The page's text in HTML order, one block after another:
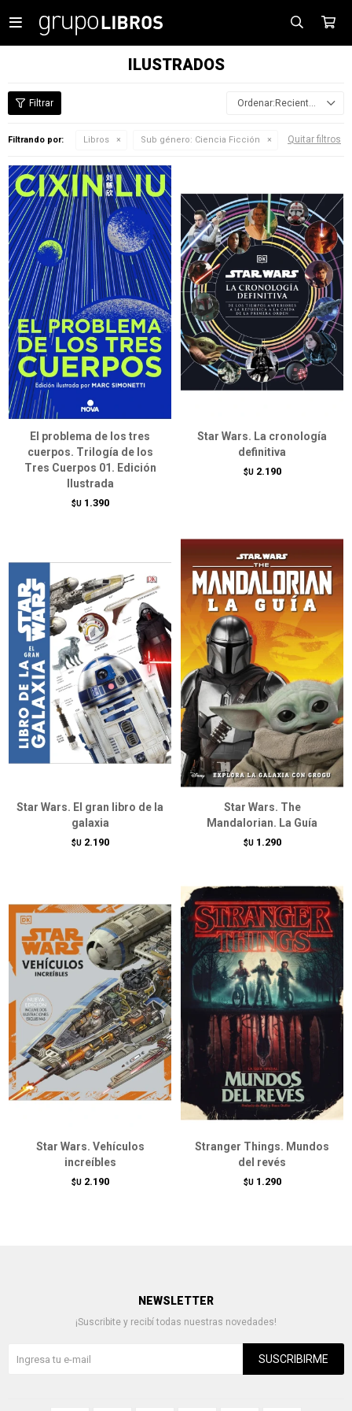

ILUSTRADOS
Recientes
Filtrando por: Libros Sub género: Ciencia Ficción Quitar filtros
El problema de los tres
cuerpos. Trilogía de los
Tres Cuerpos 01. Edición
Ilustrada
$U 1.390
Star Wars. La cronología
definitiva
$U 2.190
Star Wars. El gran libro de la
galaxia
$U 2.190
Star Wars. The
Mandalorian. La Guía
$U 1.290
Star Wars. Vehículos
increíbles
$U 2.190
Stranger Things. Mundos
del revés
$U 1.290
NEWSLETTER
¡Suscribite y recibí todas nuestras novedades!
SUSCRIBIRME